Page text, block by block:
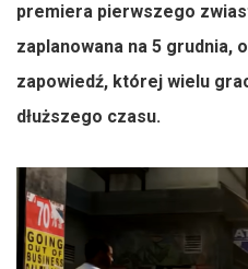
premiera pierwszego
zaplanowana na 5 grudnia,
zapowiedź, której wielu
dłuższego czasu.